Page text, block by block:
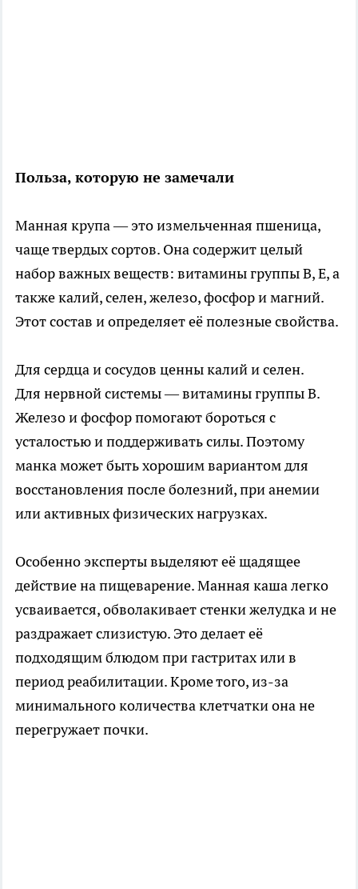
Польза, которую не замечали
Манная крупа — это измельченная пшеница,
чаще твердых сортов. Она содержит целый
набор важных веществ: витамины группы В, Е, а
также калий, селен, железо, фосфор и магний.
Этот состав и определяет её полезные свойства.
Для сердца и сосудов ценны калий и селен.
Для нервной системы — витамины группы В.
Железо и фосфор помогают бороться с
усталостью и поддерживать силы. Поэтому
манка может быть хорошим вариантом для
восстановления после болезний, при анемии
или активных физических нагрузках.
Особенно эксперты выделяют её щадящее
действие на пищеварение. Манная каша легко
усваивается, обволакивает стенки желудка и не
раздражает слизистую. Это делает её
подходящим блюдом при гастритах или в
период реабилитации. Кроме того, из-за
минимального количества клетчатки она не
перегружает почки.